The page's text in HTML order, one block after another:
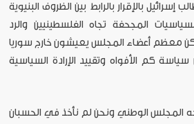
إسرائيل بالإقرار بالرابط بين الظروف البنيوية
المجحفة تجاه الفلسطينيين والرد
لكن معظم أعضاء المجلس يعيشون خارج سوريا
كم الأفواه وتقييد الإرادة السياسية
المجلس الوطني ونحن لم نأخذ في الحسبان